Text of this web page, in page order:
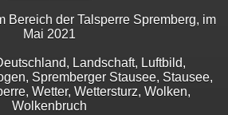
Bereich der Talsperre Spremberg, im
Mai 2021
Landschaft, Luftbild,
Spremberger Stausee, Stausee,
Wetter, Wettersturz, Wolken,
Wolkenbruch